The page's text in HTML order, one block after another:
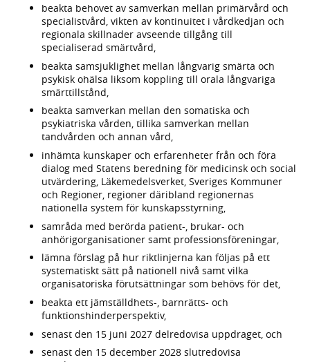
beakta behovet av samverkan mellan primärvård och
specialistvård, vikten av kontinuitet i vårdkedjan och
regionala skillnader avseende tillgång till
specialiserad smärtvård,
beakta samsjuklighet mellan långvarig smärta och
psykisk ohälsa liksom koppling till orala långvariga
smärttillstånd,
beakta samverkan mellan den somatiska och
psykiatriska vården, tillika samverkan mellan
tandvården och annan vård,
inhämta kunskaper och erfarenheter från och föra
dialog med Statens beredning för medicinsk och social
utvärdering, Läkemedelsverket, Sveriges Kommuner
och Regioner, regioner däribland regionernas
nationella system för kunskapsstyrning,
samråda med berörda patient-, brukar- och
anhörigorganisationer samt professionsföreningar,
lämna förslag på hur riktlinjerna kan följas på ett
systematiskt sätt på nationell nivå samt vilka
organisatoriska förutsättningar som behövs för det,
beakta ett jämställdhets-, barnrätts- och
funktionshinderperspektiv,
senast den 15 juni 2027 delredovisa uppdraget, och
senast den 15 december 2028 slutredovisa